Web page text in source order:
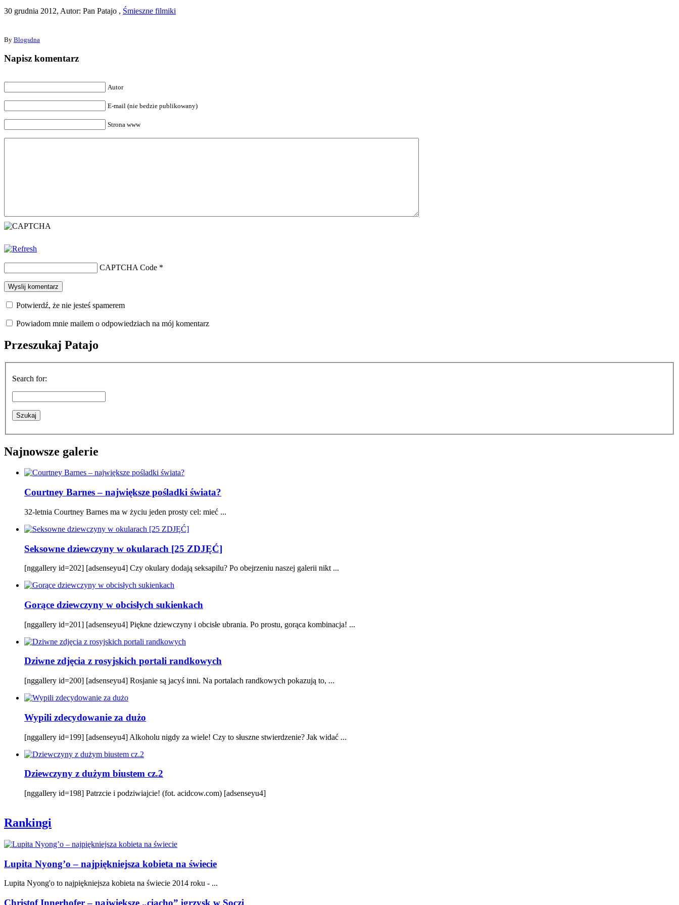
30 grudnia 2012, Autor: Pan Patajo , Śmieszne filmiki
By Blogsdna
Napisz komentarz
Autor
E-mail (nie bedzie publikowany)
Strona www
CAPTCHA Code *
Potwierdź, że nie jesteś spamerem
Powiadom mnie mailem o odpowiedziach na mój komentarz
Przeszukaj Patajo
Search for:
Najnowsze galerie
Courtney Barnes – największe pośladki świata?
32-letnia Courtney Barnes ma w życiu jeden prosty cel: mieć ...
Seksowne dziewczyny w okularach [25 ZDJĘĆ]
[nggallery id=202] [adsenseyu4] Czy okulary dodają seksapilu? Po obejrzeniu naszej galerii nikt ...
Gorące dziewczyny w obcisłych sukienkach
[nggallery id=201] [adsenseyu4] Piękne dziewczyny i obcisłe ubrania. Po prostu, gorąca kombinacja! ...
Dziwne zdjęcia z rosyjskich portali randkowych
[nggallery id=200] [adsenseyu4] Rosjanie są jacyś inni. Na portalach randkowych pokazują to, ...
Wypili zdecydowanie za dużo
[nggallery id=199] [adsenseyu4] Alkoholu nigdy za wiele! Czy to słuszne stwierdzenie? Jak widać ...
Dziewczyny z dużym biustem cz.2
[nggallery id=198] Patrzcie i podziwiajcie! (fot. acidcow.com) [adsenseyu4]
Rankingi
Lupita Nyong’o – najpiękniejsza kobieta na świecie
Lupita Nyong'o to najpiękniejsza kobieta na świecie 2014 roku - ...
Christof Innerhofer – największe „ciacho” igrzysk w Soczi